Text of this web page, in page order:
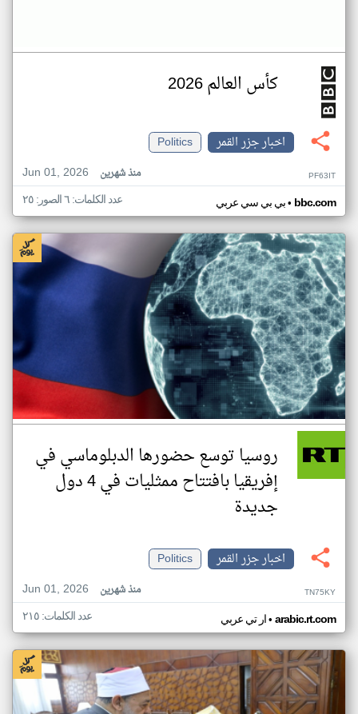
كأس العالم 2026
اخبار جزر القمر
Politics
Jun 01, 2026
منذ شهرين PF63IT
بي بي سي عربي• bbc.com عدد الكلمات: ٦ الصور: ٢٥
روسيا توسع حضورها الدبلوماسي في
إفريقيا بافتتاح ممثليات في 4 دول
جديدة
اخبار جزر القمر
Politics
Jun 01, 2026
منذ شهرين TN75KY
ار تي عربي• arabic.rt.com عدد الكلمات: ٢١٥